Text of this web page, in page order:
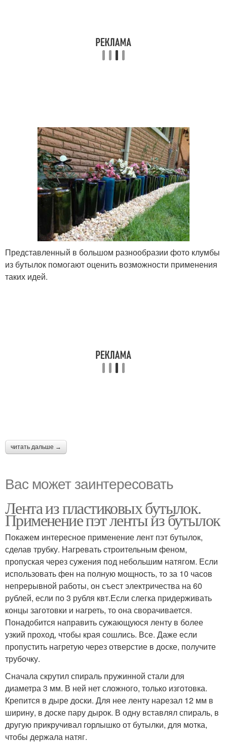
Представленный в большом разнообразии фото клумбы
из бутылок помогают оценить возможности применения
таких идей.
читать дальше →
Вас может заинтересовать
Лента из пластиковых бутылок.
Применение пэт ленты из бутылок
Покажем интересное применение лент пэт бутылок,
сделав трубку. Нагревать строительным феном,
пропуская через сужения под небольшим натягом. Если
использовать фен на полную мощность, то за 10 часов
непрерывной работы, он съест электричества на 60
рублей, если по 3 рубля квт.Если слегка придерживать
концы заготовки и нагреть, то она сворачивается.
Понадобится направить сужающуюся ленту в более
узкий проход, чтобы края сошлись. Все. Даже если
пропустить нагретую через отверстие в доске, получите
трубочку.
Сначала скрутил спираль пружинной стали для
диаметра 3 мм. В ней нет сложного, только изготовка.
Крепится в дыре доски. Для нее ленту нарезал 12 мм в
ширину, в доске пару дырок. В одну вставлял спираль, в
другую прикручивал горлышко от бутылки, для мотка,
чтобы держала натяг.